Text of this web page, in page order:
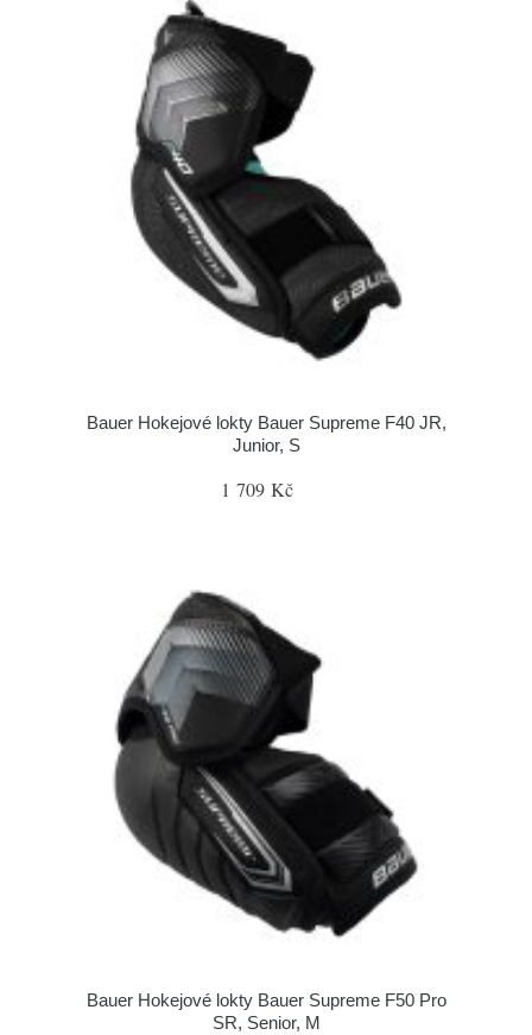
Bauer Hokejové lokty Bauer Supreme F40 JR,
Junior, S
1 709 Kč
Bauer Hokejové lokty Bauer Supreme F50 Pro
SR, Senior, M